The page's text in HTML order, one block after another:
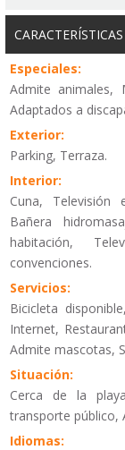
Especiales:
Admite animales,
Adaptados a
Exterior:
Parking, Terraza.
Interior:
Cuna, Televisión
Bañera
habitación,
convenciones.
Servicios:
Bicicleta
Internet,
Admite mascotas,
Situación:
Cerca de la
transporte público,
Idiomas: